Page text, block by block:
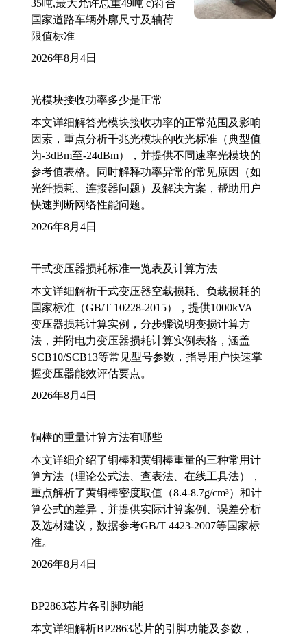
35吨,最大允许总重49吨 c)符合
国家道路车辆外廓尺寸及轴荷
限值标准
2026年8月4日
光模块接收功率多少是正常
本文详细解答光模块接收功率的正常范围及影响
因素，重点分析千兆光模块的收光标准（典型值
为-3dBm至-24dBm），并提供不同速率光模块的
参考值表格。同时解释功率异常的常见原因（如
光纤损耗、连接器问题）及解决方案，帮助用户
快速判断网络性能问题。
2026年8月4日
干式变压器损耗标准一览表及计算方法
本文详细解析干式变压器空载损耗、负载损耗的
国家标准（GB/T 10228-2015），提供1000kVA
变压器损耗计算实例，分步骤说明变损计算方
法，并附电力变压器损耗计算实例表格，涵盖
SCB10/SCB13等常见型号参数，指导用户快速掌
握变压器能效评估要点。
2026年8月4日
铜棒的重量计算方法有哪些
本文详细介绍了铜棒和黄铜棒重量的三种常用计
算方法（理论公式法、查表法、在线工具法），
重点解析了黄铜棒密度取值（8.4-8.7g/cm³）和计
算公式的差异，并提供实际计算案例、误差分析
及选材建议，数据参考GB/T 4423-2007等国家标
准。
2026年8月4日
BP2863芯片各引脚功能
本文详细解析BP2863芯片的引脚功能及参数，